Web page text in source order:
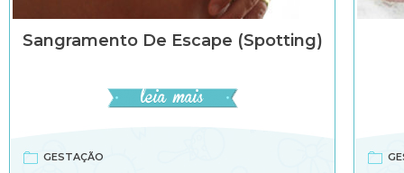
Sangramento De Escape (Spotting)
GESTAÇÃO